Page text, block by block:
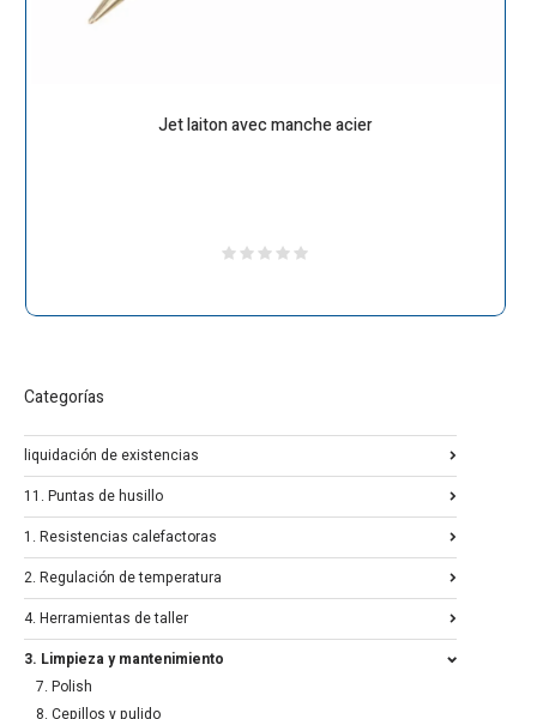
Jet laiton avec manche acier
Categorías
liquidación de existencias
11. Puntas de husillo
1. Resistencias calefactoras
2. Regulación de temperatura
4. Herramientas de taller
3. Limpieza y mantenimiento
7. Polish
8. Cepillos y pulido